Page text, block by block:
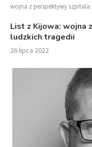
wojna z perspektywy
List z Kijowa: wojna
ludzkich tragedii
26 lipca 2022